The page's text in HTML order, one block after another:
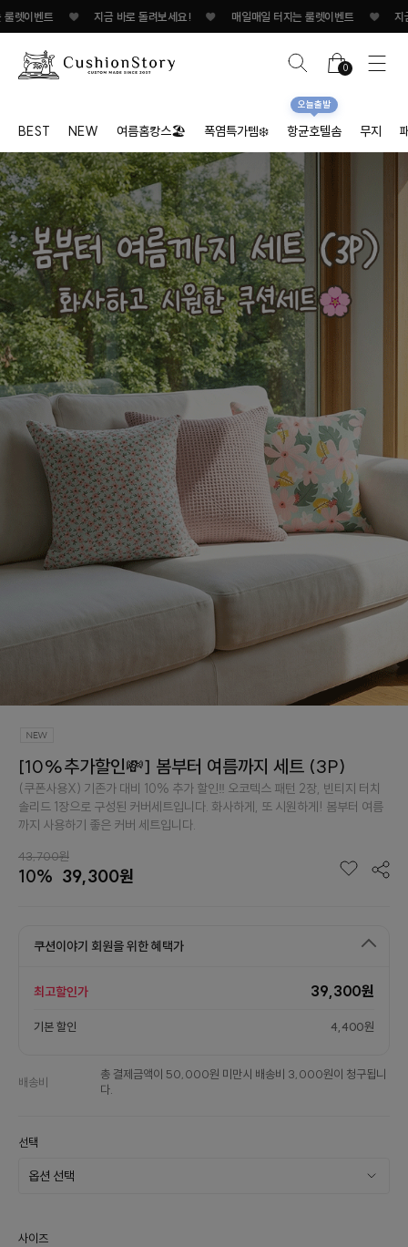
♥ 지금 바로 돌려보세요! ♥ 매일매일 터지는 룰렛이벤트 ♥ 지금 바로
0
BEST NEW 여름홈캉스🏖 폭염특가템❄️ 항균호텔솜
오늘출발
무지
[10%추가할인💸] 봄부터 여름까지 세트 (3P)
(쿠폰사용X) 기존가 대비 10% 추가 할인‼️ 오코텍스 패턴 2장, 빈티지 터치
솔리드 1장으로 구성된 커버세트입니다. 화사하게, 또 시원하게! 봄부터 여름
까지 사용하기 좋은 커버 세트입니다.
43,700원
10% 39,300원
쿠션이야기 회원을 위한 혜택가
최고할인가 39,300원
기본 할인 4,400원
배송비
총 결제금액이 50,000원 미만시 배송비 3,000원이 청구됩니
다.
선택
사이즈